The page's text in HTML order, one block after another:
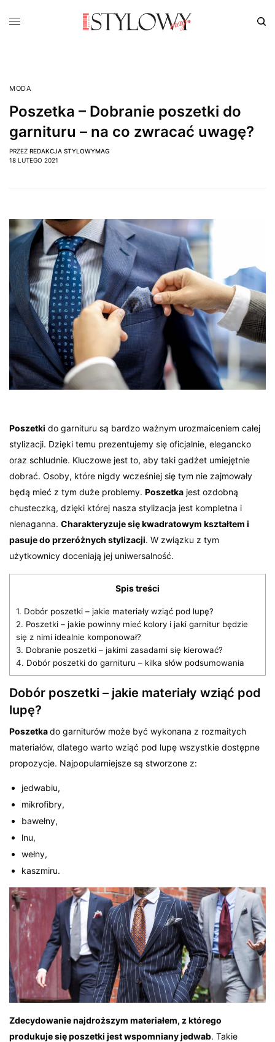
MODA
Poszetka – Dobranie poszetki do
garnituru – na co zwracać uwagę?
PRZEZ REDAKCJA STYLOWYMAG
18 LUTEGO 2021
Poszetki do garnituru są bardzo ważnym urozmaiceniem całej
stylizacji. Dzięki temu prezentujemy się oficjalnie, elegancko
oraz schludnie. Kluczowe jest to, aby taki gadżet umiejętnie
dobrać. Osoby, które nigdy wcześniej się tym nie zajmowały
będą mieć z tym duże problemy.Poszetka jest ozdobną
chusteczką, dzięki której nasza stylizacja jest kompletna i
nienaganna.Charakteryzuje się kwadratowym kształtem i
pasuje do przeróżnych stylizacji. W związku z tym
użytkownicy doceniają jej uniwersalność.
Spis treści
1. Dobór poszetki – jakie materiały wziąć pod lupę?
2. Poszetki – jakie powinny mieć kolory i jaki garnitur będzie
się z nimi idealnie komponował?
3. Dobranie poszetki – jakimi zasadami się kierować?
4. Dobór poszetki do garnituru – kilka słów podsumowania
Dobór poszetki – jakie materiały wziąć pod
lupę?
Poszetkado garniturów może być wykonana z rozmaitych
materiałów, dlatego warto wziąć pod lupę wszystkie dostępne
propozycje. Najpopularniejsze są stworzone z:
jedwabiu,
mikrofibry,
bawełny,
lnu,
wełny,
kaszmiru.
Zdecydowanie najdroższym materiałem, z którego
produkuje się poszetki jest wspomniany jedwab. Takie